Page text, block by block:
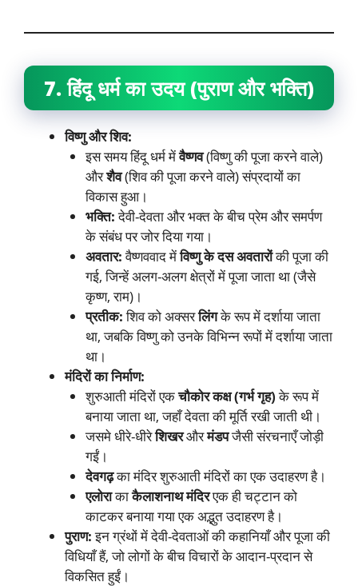
7. हिंदू धर्म का उदय (पुराण और भक्ति)
विष्णु और शिव:
इस समय हिंदू धर्म मेंवैष्णव(विष्णु की पूजा करने वाले)
औरशैव(शिव की पूजा करने वाले) संप्रदायों का
विकास हुआ।
भक्ति:देवी-देवता और भक्त के बीच प्रेम और समर्पण
के संबंध पर जोर दिया गया।
अवतार:वैष्णववाद मेंविष्णु के दस अवतारोंकी पूजा की
गई, जिन्हें अलग-अलग क्षेत्रों में पूजा जाता था (जैसे
कृष्ण, राम)।
प्रतीक:शिव को अक्सरलिंगके रूप में दर्शाया जाता
था, जबकि विष्णु को उनके विभिन्न रूपों में दर्शाया जाता
था।
मंदिरों का निर्माण:
शुरुआती मंदिरों एकचौकोर कक्ष (गर्भ गृह)के रूप में
बनाया जाता था, जहाँ देवता की मूर्ति रखी जाती थी।
जसमे धीरे-धीरेशिखरऔरमंडपजैसी संरचनाएँ जोड़ी
गईं।
देवगढ़का मंदिर शुरुआती मंदिरों का एक उदाहरण है।
एलोराकाकैलाशनाथ मंदिरएक ही चट्टान को
काटकर बनाया गया एक अद्भुत उदाहरण है।
पुराण:इन ग्रंथों में देवी-देवताओं की कहानियाँ और पूजा की
विधियाँ हैं, जो लोगों के बीच विचारों के आदान-प्रदान से
विकसित हुईं।